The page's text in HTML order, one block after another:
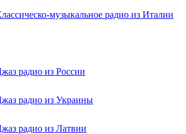
музыкальное радио из Италии
радио из России
радио из Украины
радио из Латвии